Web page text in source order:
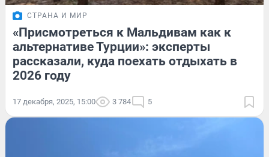
СТРАНА И МИР
«Присмотреться к Мальдивам как к
альтернативе Турции»: эксперты
рассказали, куда поехать отдыхать в
2026 году
17 декабря, 2025, 15:00 3 784 5